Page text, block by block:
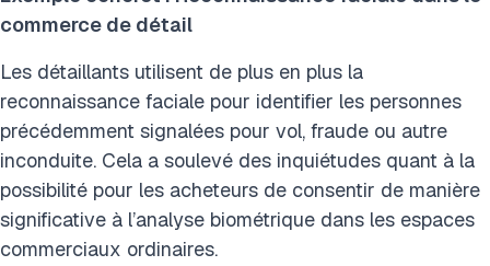
commerce de détail
Les détaillants utilisent de plus en plus la
reconnaissance faciale pour identifier les personnes
précédemment signalées pour vol, fraude ou autre
inconduite. Cela a soulevé des inquiétudes quant à la
possibilité pour les acheteurs de consentir de manière
significative à l’analyse biométrique dans les espaces
commerciaux ordinaires.